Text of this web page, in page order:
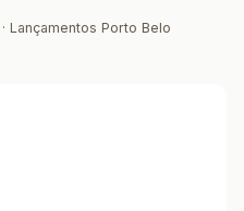
Lançamentos Porto Belo